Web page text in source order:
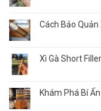
Cách Bảo Quản
Xì Gà Short
Khám Phá Bí